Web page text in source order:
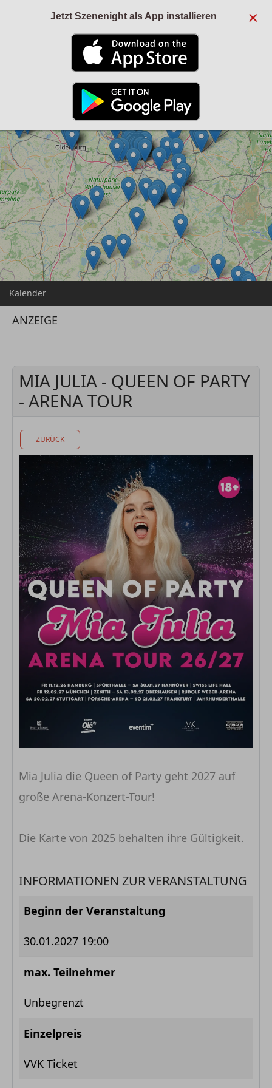
Kalender
ANZEIGE
MIA JULIA - QUEEN OF PARTY
- ARENA TOUR
ZURÜCK
Mia Julia die Queen of Party geht 2027 auf
große Arena-Konzert-Tour!
Die Karte von 2025 behalten ihre Gültigkeit.
INFORMATIONEN ZUR VERANSTALTUNG
Beginn der Veranstaltung
30.01.2027 19:00
max. Teilnehmer
Unbegrenzt
Einzelpreis
VVK Ticket
×
Jetzt Szenenight als App installieren